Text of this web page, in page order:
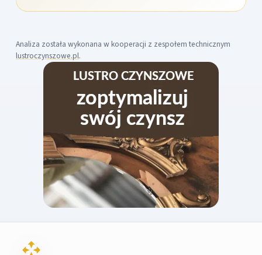
Analiza została wykonana w kooperacji z zespołem technicznym
lustroczynszowe.pl.